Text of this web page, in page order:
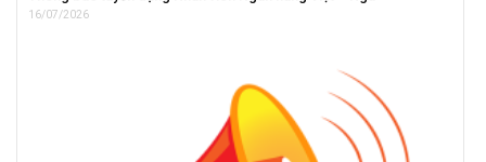
16/07/2026